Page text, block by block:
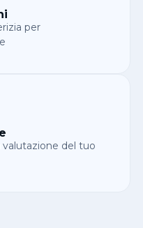
per
valutazione del tuo